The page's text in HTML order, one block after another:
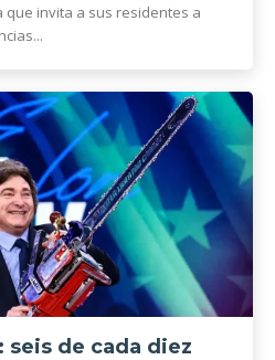
que invita a sus residentes a
seis de cada diez